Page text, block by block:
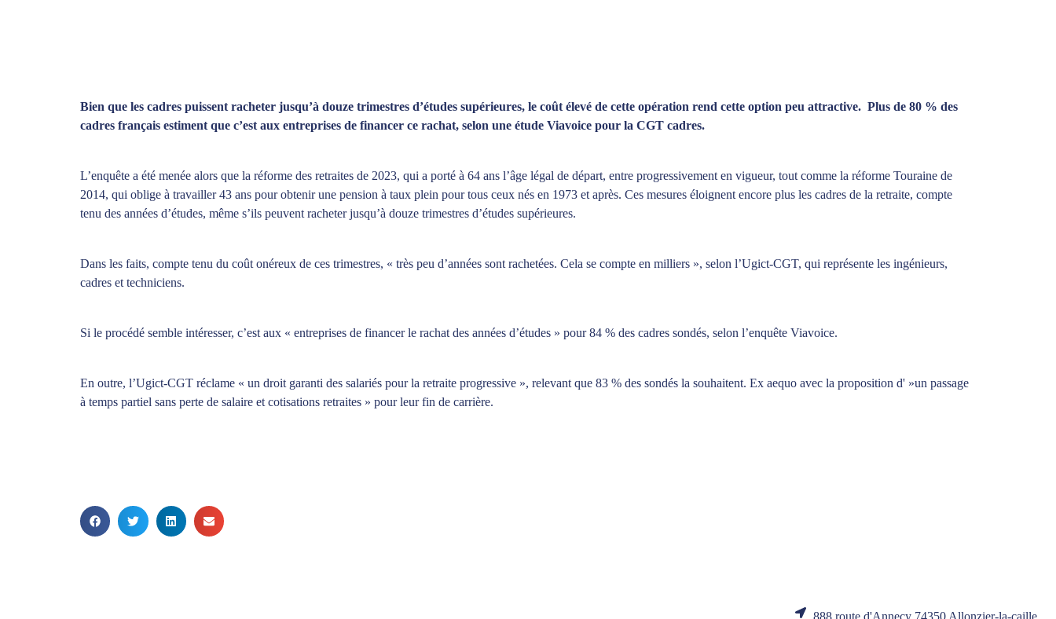
Bien que les cadres puissent racheter jusqu’à douze trimestres d’études supérieures, le coût élevé de cette opération rend cette option peu attractive. Plus de 80 % des
cadres français estiment que c’est aux entreprises de financer ce rachat, selon une étude Viavoice pour la CGT cadres.
L’enquête a été menée alors que la réforme des retraites de 2023, qui a porté à 64 ans l’âge légal de départ, entre progressivement en vigueur, tout comme la réforme Touraine de
2014, qui oblige à travailler 43 ans pour obtenir une pension à taux plein pour tous ceux nés en 1973 et après. Ces mesures éloignent encore plus les cadres de la retraite, compte
tenu des années d’études, même s’ils peuvent racheter jusqu’à douze trimestres d’études supérieures.
Dans les faits, compte tenu du coût onéreux de ces trimestres, « très peu d’années sont rachetées. Cela se compte en milliers », selon l’Ugict-CGT, qui représente les ingénieurs,
cadres et techniciens.
Si le procédé semble intéresser, c’est aux « entreprises de financer le rachat des années d’études » pour 84 % des cadres sondés, selon l’enquête Viavoice.
En outre, l’Ugict-CGT réclame « un droit garanti des salariés pour la retraite progressive », relevant que 83 % des sondés la souhaitent. Ex aequo avec la proposition d' »un passage
à temps partiel sans perte de salaire et cotisations retraites » pour leur fin de carrière.
888 route d'Annecy 74350 Allonzier-la-caille